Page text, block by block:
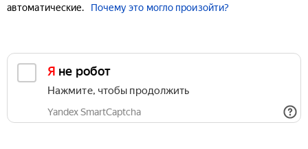
автоматические.
Почему это могло произойти?
Я не робот
Нажмите, чтобы продолжить
Yandex SmartCaptcha